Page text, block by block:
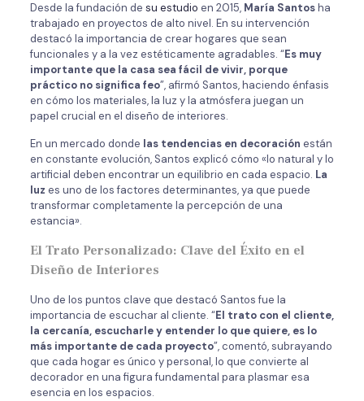
Desde la fundación de su estudio en 2015, María Santosha
trabajado en proyectos de alto nivel. En su intervención
destacó la importancia de crear hogares que sean
funcionales y a la vez estéticamente agradables. “Es muy
importante que la casa sea fácil de vivir, porque
práctico no significa feo”, afirmó Santos, haciendo énfasis
en cómo los materiales, la luz y la atmósfera juegan un
papel crucial en el diseño de interiores.
En un mercado donde las tendencias en decoración están
en constante evolución, Santos explicó cómo «lo natural y lo
artificial deben encontrar un equilibrio en cada espacio. La
luz es uno de los factores determinantes, ya que puede
transformar completamente la percepción de una
estancia».
El Trato Personalizado: Clave del Éxito en el
Diseño de Interiores
Uno de los puntos clave que destacó Santos fue la
importancia de escuchar al cliente. “El trato con el cliente,
la cercanía, escucharle y entender lo que quiere, es lo
más importante de cada proyecto”, comentó, subrayando
que cada hogar es único y personal, lo que convierte al
decorador en una figura fundamental para plasmar esa
esencia en los espacios.